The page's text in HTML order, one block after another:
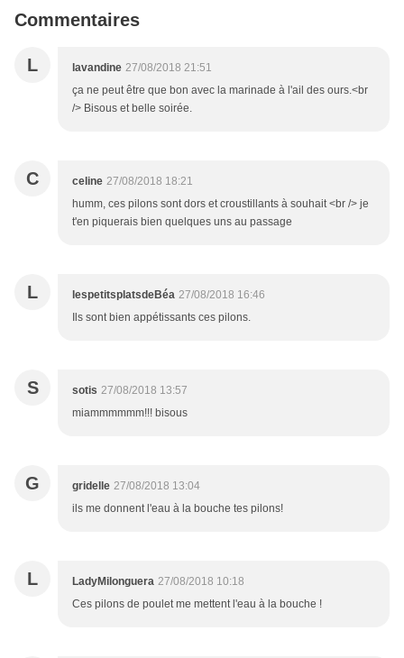
Commentaires
L lavandine 27/08/2018 21:51
ça ne peut être que bon avec la marinade à l'ail des ours.<br
/> Bisous et belle soirée.
C celine 27/08/2018 18:21
humm, ces pilons sont dors et croustillants à souhait <br /> je
t'en piquerais bien quelques uns au passage
L lespetitsplatsdeBéa 27/08/2018 16:46
Ils sont bien appétissants ces pilons.
S sotis 27/08/2018 13:57
miammmmmm!!! bisous
G gridelle 27/08/2018 13:04
ils me donnent l'eau à la bouche tes pilons!
L LadyMilonguera 27/08/2018 10:18
Ces pilons de poulet me mettent l'eau à la bouche !